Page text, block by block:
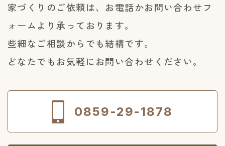
家づくりのご依頼は、お電話かお問い合わせフ
ォームより承っております。
些細なご相談からでも結構です。
どなたでもお気軽にお問い合わせください。
0859-29-1878